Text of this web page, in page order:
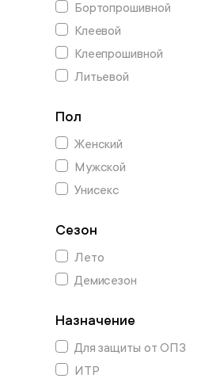
Бортопрошивной
Клеевой
Клеепрошивной
Литьевой
Пол
Женский
Мужской
Унисекс
Сезон
Лето
Демисезон
Назначение
Для защиты от ОПЗ
ИТР